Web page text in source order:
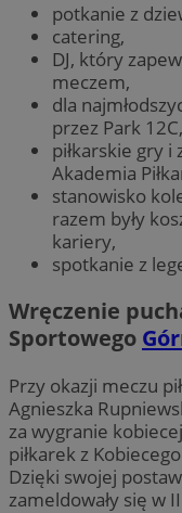
potkanie z
catering,
DJ, który
meczem,
dla
przez Park 12C,
piłkarskie gry i
Akademia
stanowisko
razem były
kariery,
spotkanie z
Wręczenie
Sportowego
Przy okazji meczu
Agnieszka
za wygranie
piłkarek z
Dzięki swojej
zameldowały się w